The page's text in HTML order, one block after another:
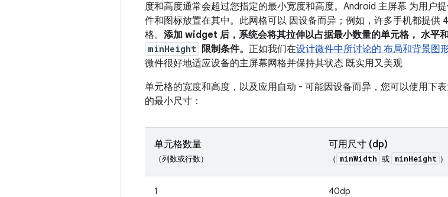
度和高度通常会超过您指定的最小宽度和高度。Android 主屏幕 为用户
件和图标放置在其中。此网格可以 因设备而异；例如，许多手机都提供
格。 添加 widget 后，系统会将其拉伸以占据最小数量的单元格， 水平
minHeight 限制条件。 正如我们在设计微件中所讨论的 布局和背景图
微件很好地适应设备的主屏幕网格并保持其状态 既实用又美观
单元格的宽度和高度，以及应用自动 - 可能因设备而异，您可以使用下
的最小尺寸：
单元格数量
（列数或行数）
可用尺寸 (dp)
（ minWidth 或 minHeight ）
1 40dp